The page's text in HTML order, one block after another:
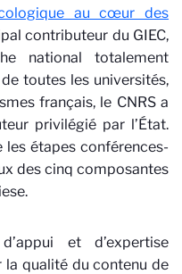
au cœur des
contributeur du GIEC,
national totalement
toutes les universités,
français, le CNRS a
privilégié par l’État.
les étapes conférences-
des cinq composantes
et d’expertise
qualité du contenu de